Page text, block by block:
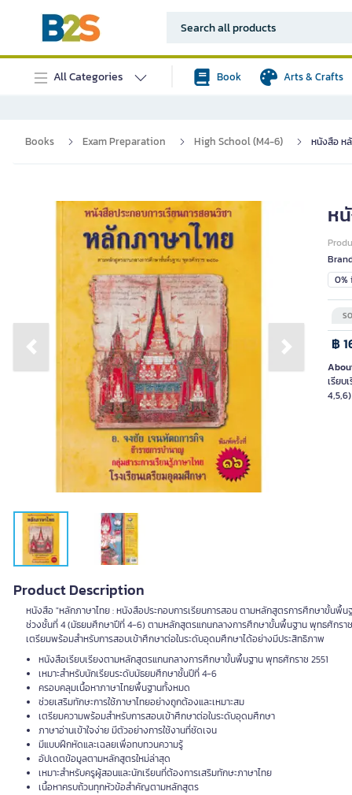
All Categories Book Arts & Crafts
Books Exam Preparation High School (M4-6) หนังสือ ห
Previous slide Next slide
ห
0%
฿
เรียบ
Product Description
หนังสือ "หลักภาษาไทย : หนังสือประกอบการเรียนการสอน ตามหลักสูตรการศึกษาขั้นพื้นฐ
ช่วงชั้นที่ 4 (มัธยมศึกษาปีที่ 4-6) ตามหลักสูตรแกนกลางการศึกษาขั้นพื้นฐาน พุทธศักราช
เตรียมพร้อมสำหรับการสอบเข้าศึกษาต่อในระดับอุดมศึกษาได้อย่างมีประสิทธิภาพ
หนังสือเรียบเรียงตามหลักสูตรแกนกลางการศึกษาขั้นพื้นฐาน พุทธศักราช 2551
เหมาะสำหรับนักเรียนระดับมัธยมศึกษาชั้นปีที่ 4-6
ครอบคลุมเนื้อหาภาษาไทยพื้นฐานทั้งหมด
ช่วยเสริมทักษะการใช้ภาษาไทยอย่างถูกต้องและเหมาะสม
เตรียมความพร้อมสำหรับการสอบเข้าศึกษาต่อในระดับอุดมศึกษา
ภาษาอ่านเข้าใจง่าย มีตัวอย่างการใช้งานที่ชัดเจน
มีแบบฝึกหัดและเฉลยเพื่อทบทวนความรู้
อัปเดตข้อมูลตามหลักสูตรใหม่ล่าสุด
เหมาะสำหรับครูผู้สอนและนักเรียนที่ต้องการเสริมทักษะภาษาไทย
เนื้อหาครบถ้วนทุกหัวข้อสำคัญตามหลักสูตร